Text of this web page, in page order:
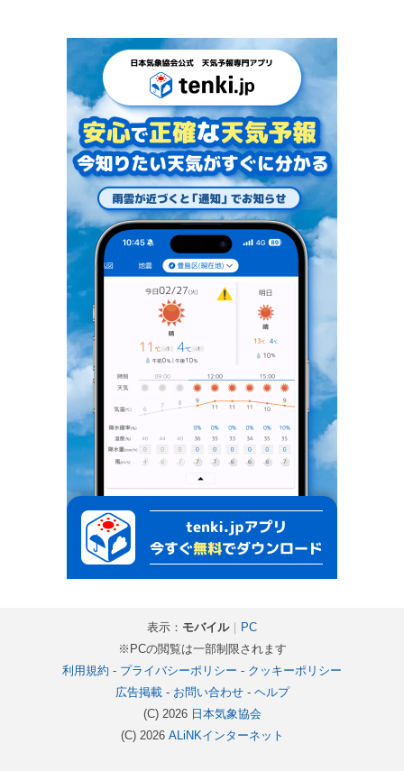
表示： モバイル｜ PC
※PCの閲覧は一部制限されます
利用規約 - プライバシーポリシー - クッキーポリシー
広告掲載- お問い合わせ- ヘルプ
(C) 2026 日本気象協会
(C) 2026 ALiNKインターネット